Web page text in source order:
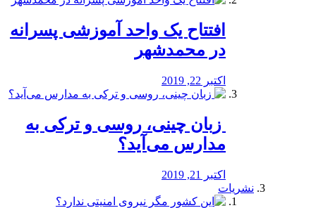
افتتاح یک واحد آموزشی پسرانه
در محمدشهر
اکتبر 22, 2019
️ زبان چینی، روسی و ترکی به
مدارس می‌آید؟
اکتبر 21, 2019
نشریات